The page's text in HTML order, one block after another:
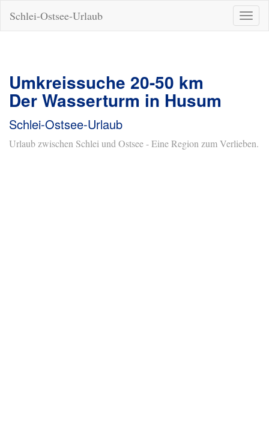
ein-/
Schlei-Ostsee-Urlaub
Umkreissuche 20-50 km
Der Wasserturm in Husum
Schlei-Ostsee-Urlaub
Urlaub zwischen Schlei und Ostsee - Eine Region zum Verlieben.